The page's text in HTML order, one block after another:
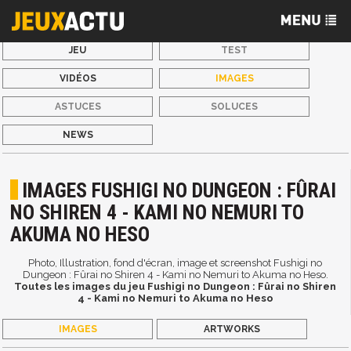
JEU TEST
VIDÉOS IMAGES
ASTUCES SOLUCES
NEWS
IMAGES FUSHIGI NO DUNGEON : FÛRAI
NO SHIREN 4 - KAMI NO NEMURI TO
AKUMA NO HESO
Photo, Illustration, fond d'écran, image et screenshot Fushigi no
Dungeon : Fûrai no Shiren 4 - Kami no Nemuri to Akuma no Heso.
Toutes les images du jeu Fushigi no Dungeon : Fûrai no Shiren
4 - Kami no Nemuri to Akuma no Heso
IMAGES ARTWORKS